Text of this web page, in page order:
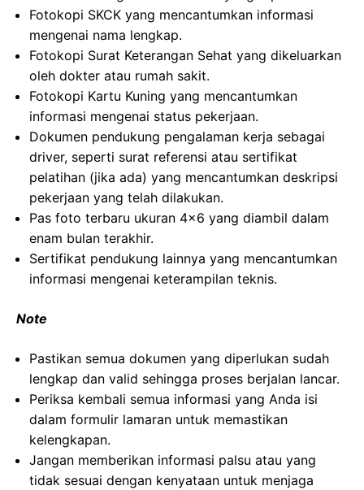
Fotokopi SKCK yang mencantumkan informasi
mengenai nama lengkap.
Fotokopi Surat Keterangan Sehat yang dikeluarkan
oleh dokter atau rumah sakit.
Fotokopi Kartu Kuning yang mencantumkan
informasi mengenai status pekerjaan.
Dokumen pendukung pengalaman kerja sebagai
driver, seperti surat referensi atau sertifikat
pelatihan (jika ada) yang mencantumkan deskripsi
pekerjaan yang telah dilakukan.
Pas foto terbaru ukuran 4×6 yang diambil dalam
enam bulan terakhir.
Sertifikat pendukung lainnya yang mencantumkan
informasi mengenai keterampilan teknis.
Note
Pastikan semua dokumen yang diperlukan sudah
lengkap dan valid sehingga proses berjalan lancar.
Periksa kembali semua informasi yang Anda isi
dalam formulir lamaran untuk memastikan
kelengkapan.
Jangan memberikan informasi palsu atau yang
tidak sesuai dengan kenyataan untuk menjaga